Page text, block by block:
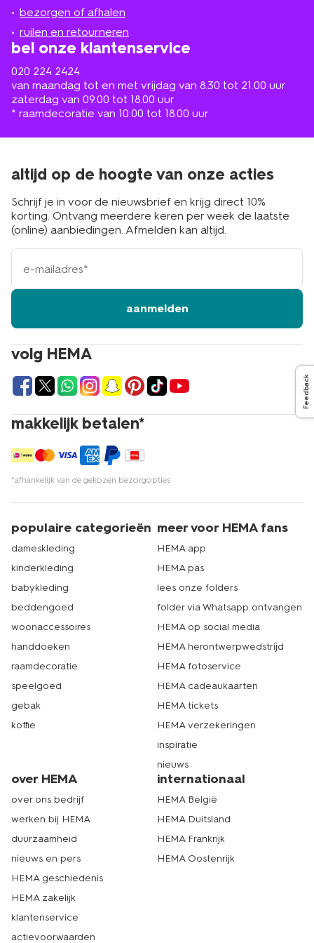
bezorgen of afhalen
ruilen en retourneren
bel onze klantenservice
020 224 2424
van maandag tot en met vrijdag van 8.30 tot 21.00 uur
zaterdag van 09.00 tot 18.00 uur
* raamdecoratie van 10.00 tot 18.00 uur
de
buurt
volg HEMA
makkelijk betalen*
*afhankelijk van de gekozen bezorgopties
altijd op de hoogte van onze acties
Schrijf je in voor de nieuwsbrief en krijg direct 10%
korting. Ontvang meerdere keren per week de laatste
(online) aanbiedingen. Afmelden kan altijd.
e-
mailadres
aanmelden
populaire categorieën
dameskleding
kinderkleding
babykleding
beddengoed
woonaccessoires
handdoeken
raamdecoratie
speelgoed
gebak
koffie
meer voor HEMA fans
HEMA app
HEMA pas
lees onze folders
folder via Whatsapp ontvangen
HEMA op social media
HEMA herontwerpwedstrijd
HEMA fotoservice
HEMA cadeaukaarten
HEMA tickets
HEMA verzekeringen
inspiratie
nieuws
over HEMA
over ons bedrijf
werken bij HEMA
duurzaamheid
nieuws en pers
HEMA geschiedenis
HEMA zakelijk
klantenservice
actievoorwaarden
internationaal
HEMA België
HEMA Duitsland
HEMA Frankrijk
HEMA Oostenrijk
Feedback